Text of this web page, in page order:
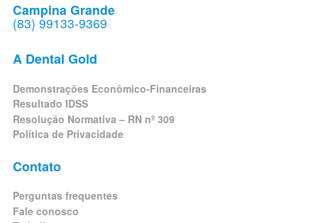
Campina Grande
(83) 99133-9369
A Dental Gold
Demonstrações Econômico-Financeiras
Resultado IDSS
Resolução Normativa – RN nº 309
Política de Privacidade
Contato
Perguntas frequentes
Fale conosco